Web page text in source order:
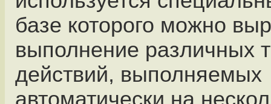
базе которого можно
выполнение различных
действий, выполняемых